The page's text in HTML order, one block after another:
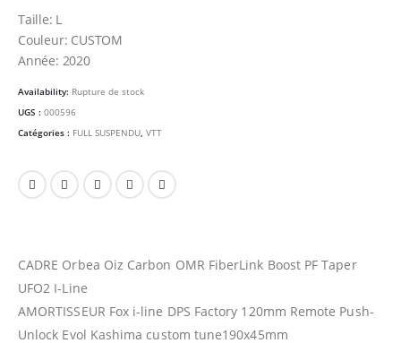
Taille: L
Couleur: CUSTOM
Année: 2020
Availability: Rupture de stock
UGS : 000596
Catégories : FULL SUSPENDU, VTT
CADRE Orbea Oiz Carbon OMR FiberLink Boost PF Taper
UFO2 I-Line
AMORTISSEUR Fox i-line DPS Factory 120mm Remote Push-
Unlock Evol Kashima custom tune190x45mm